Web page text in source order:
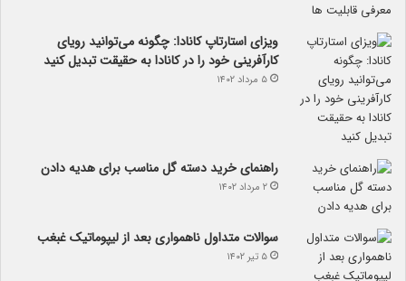
ویزای استارتاپ کانادا: چگونه می‌توانید رویای
کارآفرینی خود را در کانادا به حقیقت تبدیل کنید
۵ مرداد ۱۴۰۲
راهنمای خرید دسته گل مناسب برای هدیه دادن
۲ مرداد ۱۴۰۲
سوالات متداول ناهمواری بعد از لیپوماتیک غبغب
۵ تیر ۱۴۰۲